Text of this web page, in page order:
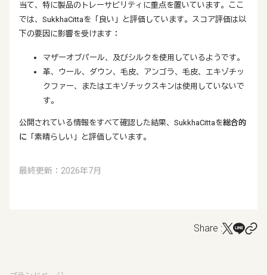
当て、特に製品のトレーサビリティに重点を置いています。ここ
では、SukkhaCittaを「良い」と評価しています。スコア評価は以
下の要因に影響を受けます：
マザーオブパール、及びシルクを使用しているようです。
革、ウール、ダウン、毛皮、アンゴラ、毛皮、エキゾチッ
クファー、またはエキゾチックスキンは使用していないで
す。
公開されている情報をすべて確認した結果、SukkhaCittaを総合的
に 「素晴らしい」と評価しています。
最終更新：2026年7月
Share :